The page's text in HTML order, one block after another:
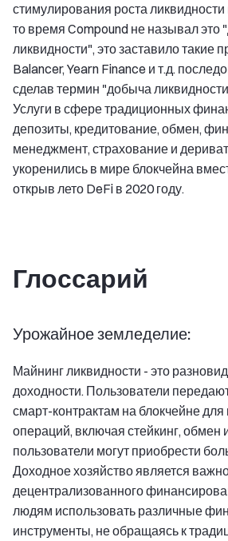
стимулирования роста ликвидности
то время Compound не называл это
ликвидности", это заставило такие
Balancer, Yearn Finance и т.д.
сделав термин "добыча
Услуги в сфере традиционных
депозиты, кредитование, обмен,
менеджмент, страхование и
укоренились в мире блокчейна
открыв лето DeFi в 2020 году.
Глоссарий
Урожайное земледелие:
Майнинг ликвидности - это
доходности. Пользователи
смарт-контрактам на блокчейне
операций, включая стейкинг, обмен
пользователи могут приобрести
Доходное хозяйство является
децентрализованного
людям использовать различные
инструменты, не обращаясь к